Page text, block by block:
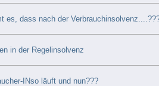
es, dass nach der
in der Regelinsolvenz
INso läuft und nun???